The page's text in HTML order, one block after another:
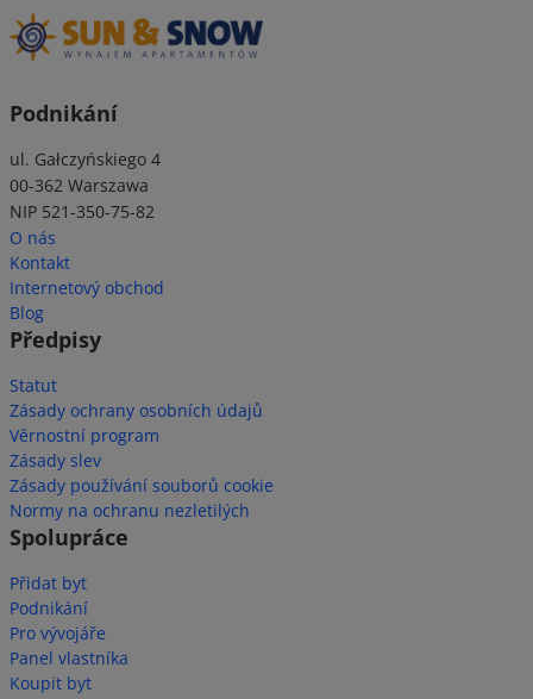
Podnikání
ul. Gałczyńskiego 4
00-362 Warszawa
NIP 521-350-75-82
O nás
Kontakt
Internetový obchod
Blog
Předpisy
Statut
Zásady ochrany osobních údajů
Věrnostní program
Zásady slev
Zásady používání souborů cookie
Normy na ochranu nezletilých
Spolupráce
Přidat byt
Podnikání
Pro vývojáře
Panel vlastníka
Koupit byt